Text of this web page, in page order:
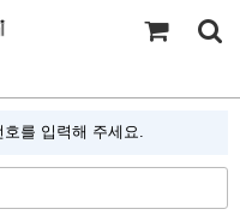
를 입력해 주세요.